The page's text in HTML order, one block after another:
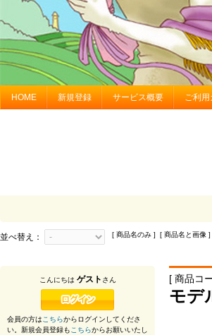
HOME 新規登録 サービス概要 ご利用
並べ替え： [ 商品名のみ ] [ 商品名と画像
[ 商品コ
モデ
こんにちは ゲスト さん
会員の方はこちらからログインしてくださ
い。新規会員登録もこちらからお願いいたし